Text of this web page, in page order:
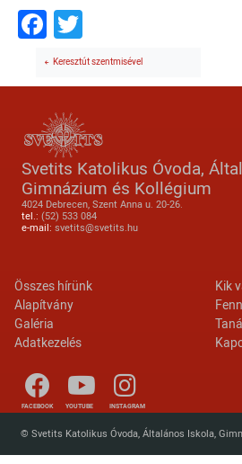
Facebook
Keresztút szentmisével
Svetits Katolikus Óvoda,
Gimnázium és Kollégium
4024 Debrecen, Szent Anna u. 20-26.
tel.: (52) 533 084
e-mail: svetits@svetits.hu
Lábléc 2
Összes hírünk
Alapítvány
Galéria
Adatkezelés
Kik
FACEBOOK YOUTUBE INSTAGRAM
© Svetits Katolikus Óvoda, Általános Iskola,